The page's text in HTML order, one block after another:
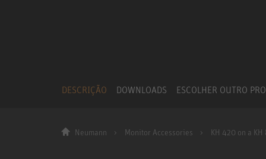
DESCRIÇÃO DOWNLOADS ESCOLHER OUTRO
Neumann Monitor Accessories KH 420 on a